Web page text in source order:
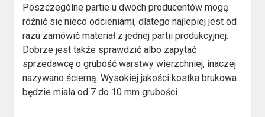
Poszczególne partie u dwóch producentów mogą
różnić się nieco odcieniami, dlatego najlepiej jest od
razu zamówić materiał z jednej partii produkcyjnej.
Dobrze jest także sprawdzić albo zapytać
sprzedawcę o grubość warstwy wierzchniej, inaczej
nazywano ścierną. Wysokiej jakości kostka brukowa
będzie miała od 7 do 10 mm grubości.